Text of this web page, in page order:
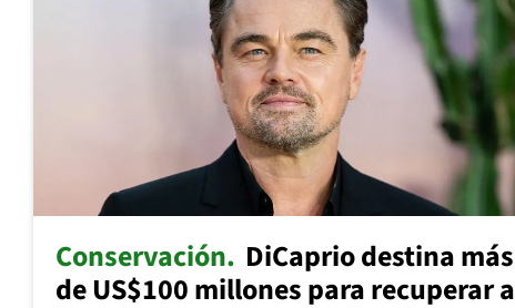
Conservación DiCaprio destina más
de US$100 millones para recuperar a